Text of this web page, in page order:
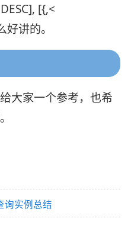
[{,<
讲的。
大家一个参考，也希
询实例总结